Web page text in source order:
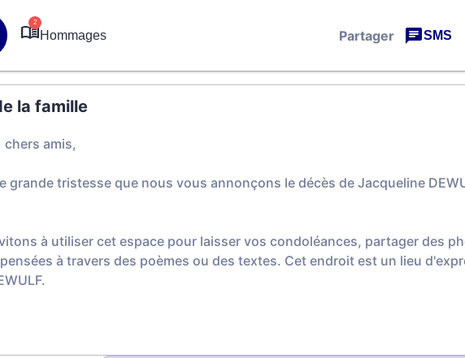
2
Hommages Partager SMS
la famille
chers amis,
grande tristesse que nous vous annonçons le décès de Jacqueline
à utiliser cet espace pour laisser vos condoléances, partager des
à travers des poèmes ou des textes. Cet endroit est un lieu